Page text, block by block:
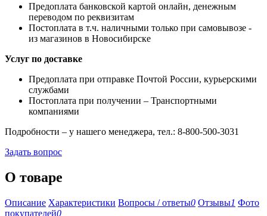
Предоплата банковской картой онлайн, денежным
переводом по реквизитам
Постоплата в т.ч. наличными только при самовывозе -
из магазинов в Новосибирске
Услуг по доставке
Предоплата при отправке Почтой России, курьерскими
службами
Постоплата при получении – Транспортными
компаниями
Подробности – у нашего менеджера, тел.: 8-800-500-3031
Задать вопрос
О товаре
Описание Характеристики Вопросы / ответы0 Отзывы1 Фото
покупателей0